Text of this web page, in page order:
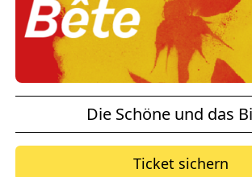
Die Schöne und das
Ticket sichern